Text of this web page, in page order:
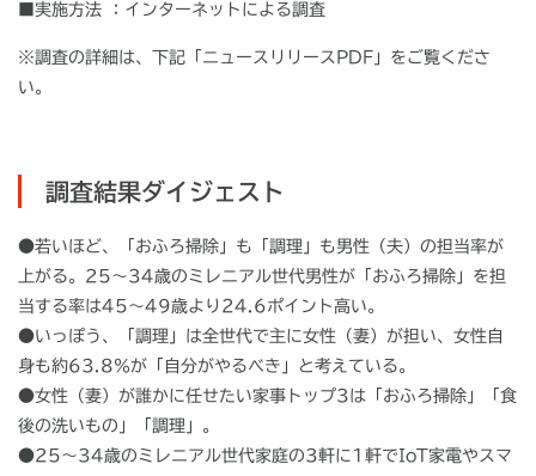
■実施方法 ：インターネットによる調査
※調査の詳細は、下記「ニュースリリースPDF」をご覧くださ
い。
調査結果ダイジェスト
●若いほど、「おふろ掃除」も「調理」も男性（夫）の担当率が
上がる。25～34歳のミレニアル世代男性が「おふろ掃除」を担
当する率は45～49歳より24.6ポイント高い。
●いっぽう、「調理」は全世代で主に女性（妻）が担い、女性自
身も約63.8％が「自分がやるべき」と考えている。
●女性（妻）が誰かに任せたい家事トップ3は「おふろ掃除」「食
後の洗いもの」「調理」。
●25～34歳のミレニアル世代家庭の3軒に1軒でIoT家電やスマ